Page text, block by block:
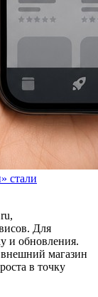
стали
Для
и обновления.
внешний магазин
в точку